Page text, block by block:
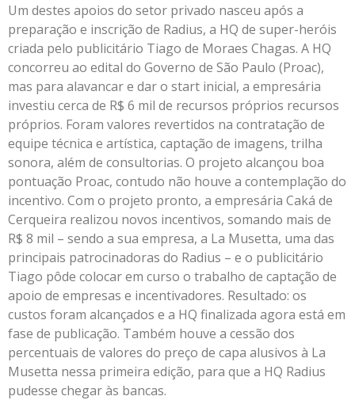
Um destes apoios do setor privado nasceu após a
preparação e inscrição de Radius, a HQ de super-heróis
criada pelo publicitário Tiago de Moraes Chagas. A HQ
concorreu ao edital do Governo de São Paulo (Proac),
mas para alavancar e dar o start inicial, a empresária
investiu cerca de R$ 6 mil de recursos próprios recursos
próprios. Foram valores revertidos na contratação de
equipe técnica e artística, captação de imagens, trilha
sonora, além de consultorias. O projeto alcançou boa
pontuação Proac, contudo não houve a contemplação do
incentivo. Com o projeto pronto, a empresária Caká de
Cerqueira realizou novos incentivos, somando mais de
R$ 8 mil – sendo a sua empresa, a La Musetta, uma das
principais patrocinadoras do Radius – e o publicitário
Tiago pôde colocar em curso o trabalho de captação de
apoio de empresas e incentivadores. Resultado: os
custos foram alcançados e a HQ finalizada agora está em
fase de publicação. Também houve a cessão dos
percentuais de valores do preço de capa alusivos à La
Musetta nessa primeira edição, para que a HQ Radius
pudesse chegar às bancas.